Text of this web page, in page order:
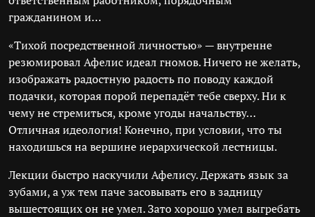
гражданином и…
«Тихой посредственной личностью» — внутренне
резюмировал Афелис идеал гномов. Ничего не желать,
изображать радостную радость по поводу каждой
подачки, которая порой перепадёт тебе сверху. Ни к
чему не стремиться, кроме угоды начальству…
Отличная идеология! Конечно, при условии, что ты
находишься на вершине иерархической лестницы.
Лекции быстро наскучили Афелису. Держать язык за
зубами, а уж тем паче засовывать его в задницу
вышестоящих он не умел. Зато хорошо умел выгребать